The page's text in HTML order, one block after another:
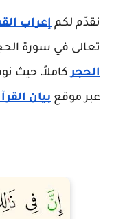
نقدّم لكم إعراب
تعالى في سورة الحجر آية
الحجركاملاً، حيث
عبر موقع بيان